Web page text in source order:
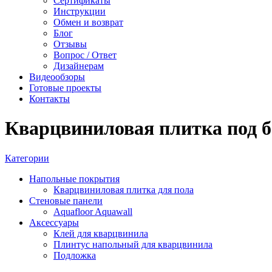
Инструкции
Обмен и возврат
Блог
Отзывы
Вопрос / Ответ
Дизайнерам
Видеообзоры
Готовые проекты
Контакты
Кварцвиниловая плитка под
Категории
Напольные покрытия
Кварцвиниловая плитка для пола
Стеновые панели
Aquafloor Aquawall
Аксессуары
Клей для кварцвинила
Плинтус напольный для кварцвинила
Подложка